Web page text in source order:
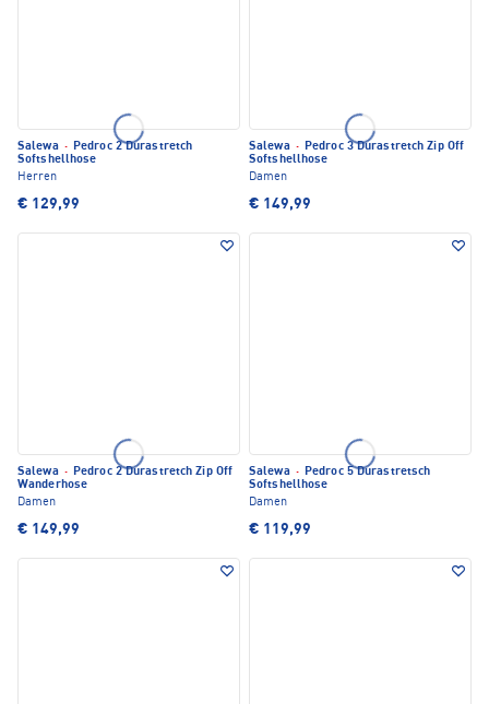
Salewa · Pedroc 2 Durastretch
Softshellhose
Herren
€ 129,99
Salewa · Pedroc 3 Durastretch Zip Off
Softshellhose
Damen
€ 149,99
Salewa · Pedroc 2 Durastretch Zip Off
Wanderhose
Damen
€ 149,99
Salewa · Pedroc 5 Durastretsch
Softshellhose
Damen
€ 119,99